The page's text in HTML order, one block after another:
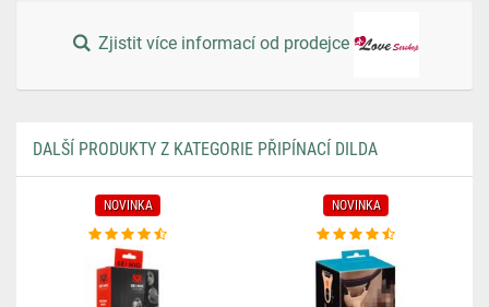
Zjistit více informací od prodejce
DALŠÍ PRODUKTY Z KATEGORIE PŘIPÍNACÍ DILDA
NOVINKA NOVINKA